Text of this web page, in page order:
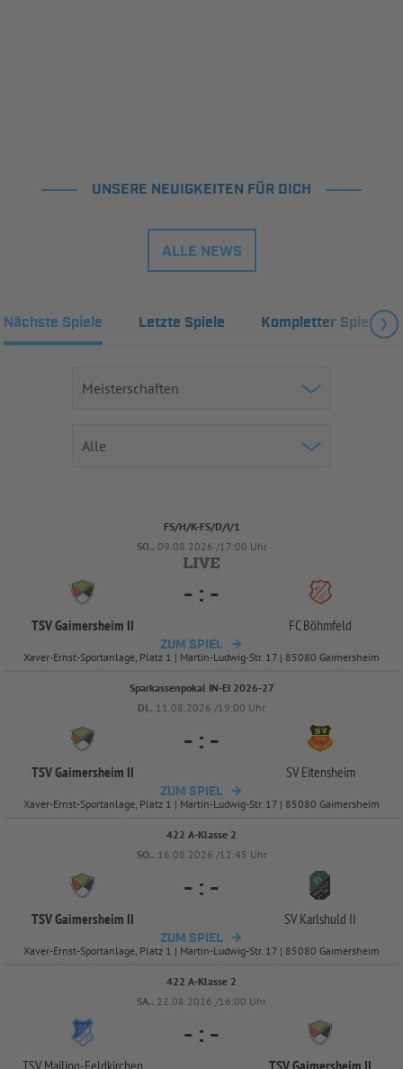
UNSERE NEUIGKEITEN FÜR DICH
ALLE NEWS
Nächste Spiele Letzte Spiele Kompletter Spielplan
FS/H/K-FS/D/I/1
SO.. 09.08.2026 /17:00 Uhr
TSV Gaimersheim II
- : -
FC Böhmfeld
ZUM SPIEL
Xaver-Ernst-Sportanlage, Platz 1 | Martin-Ludwig-Str. 17 | 85080 Gaimersheim
Sparkassenpokal IN-EI 2026-27
DI.. 11.08.2026 /19:00 Uhr
TSV Gaimersheim II
- : -
SV Eitensheim
ZUM SPIEL
Xaver-Ernst-Sportanlage, Platz 1 | Martin-Ludwig-Str. 17 | 85080 Gaimersheim
422 A-Klasse 2
SO.. 16.08.2026 /12:45 Uhr
TSV Gaimersheim II
- : -
SV Karlshuld II
ZUM SPIEL
Xaver-Ernst-Sportanlage, Platz 1 | Martin-Ludwig-Str. 17 | 85080 Gaimersheim
422 A-Klasse 2
SA.. 22.08.2026 /16:00 Uhr
TSV Mailing-Feldkirchen
- : -
TSV Gaimersheim II